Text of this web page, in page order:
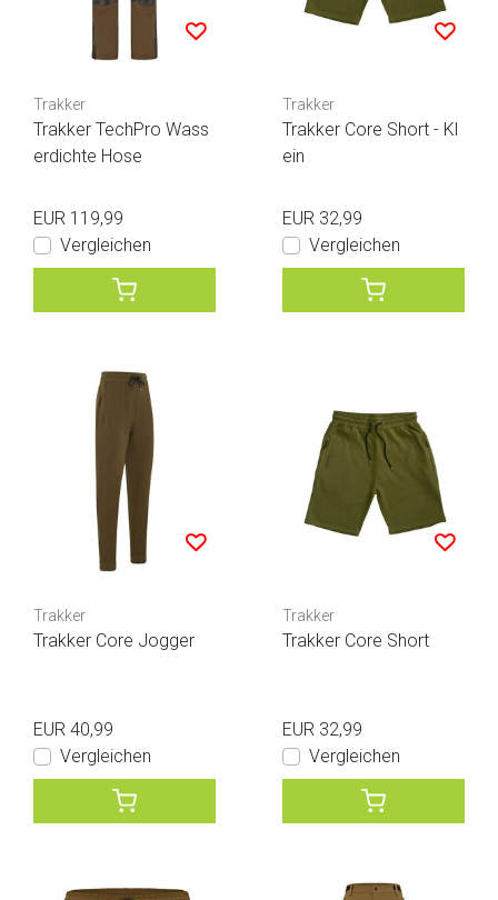
Trakker
Trakker TechPro Wass
erdichte Hose
EUR 119,99
Vergleichen
Trakker
Trakker Core Short - Kl
ein
EUR 32,99
Vergleichen
Trakker
Trakker Core Jogger
EUR 40,99
Vergleichen
Trakker
Trakker Core Short
EUR 32,99
Vergleichen